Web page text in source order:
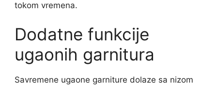
tokom vremena.
Dodatne funkcije
ugaonih garnitura
Savremene ugaone garniture dolaze sa nizom